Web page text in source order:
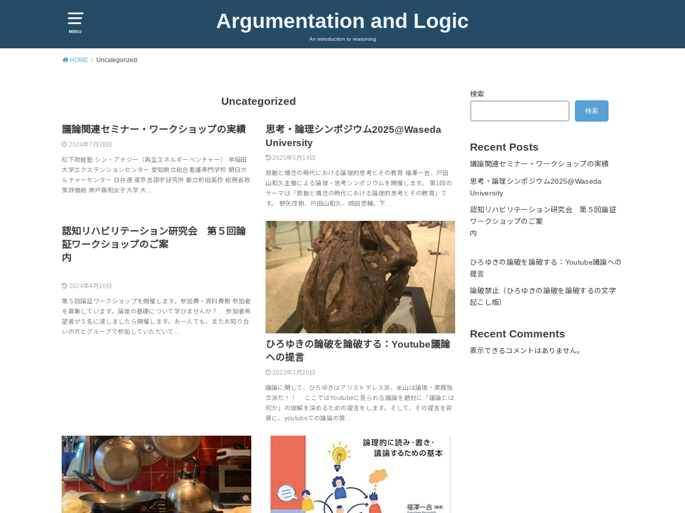
MENU Argumentation and Logic
An introduction to reasoning
HOME Uncategorized
Uncategorized
議論関連セミナー・ワークショップの実績
2024年7月28日
松下政経塾 シン・アナジー（再生エネルギーベンチャー） 早稲田
大学エクステンションセンター 愛知県立総合看護専門学校 朝日カ
ルチャーセンター 日弁連 東京言語学研究所 都立町田高校 総務省政
策評価局 神戸親和女子大学 大…
思考・論理シンポジウム2025@Waseda
University
2025年5月14日
扇動と情念の時代における論理的思考とその教育 福澤一吉、戸田
山和久主催による論理・思考シンポジウムを開催します。 第1回の
テーマは「扇動と情念の時代における論理的思考とその教育」で
す。 野矢茂樹、戸田山和久、成田悠輔、下…
認知リハビリテーション研究会 第５回論
証ワークショップのご案
内
2024年4月10日
第５回論証ワークショップを開催します。参加費・資料費無 参加者
を募集しています。論理の基礎について学びませんか？ 参加者希
望者が５名に達しましたら開催します。お一人でも、またお知り合
いの方とグループで参加していただいて…
ひろゆきの論破を論破する：Youtube議論
への提言
2023年1月26日
議論に関して、ひろゆきはアリストテレス派、米山は論理・実践独
立派だ！！ ここではYoutubeに見られる議論を題材に「議論とは
何か」の理解を深めるための提言をします。そして、その提言を背
景に、youtubeでの議論の質…
検索
検索
Recent Posts
議論関連セミナー・ワークショップの実績
思考・論理シンポジウム2025@Waseda
University
認知リハビリテーション研究会 第５回論証
ワークショップのご案
内
ひろゆきの論破を論破する：Youtube議論への
提言
論破禁止（ひろゆきの論破を論破するの文字
起こし版）
Recent Comments
表示できるコメントはありません。